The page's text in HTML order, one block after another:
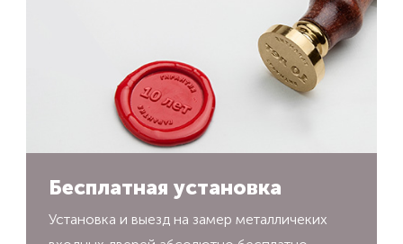
Бесплатная установка
Установка и выезд на замер металличеких